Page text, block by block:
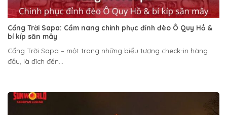
Cổng Trời Sapa: Cẩm nang chinh phục đỉnh đèo Ô Quy Hồ &
bí kíp săn mây
Cổng Trời Sapa – một trong những biểu tượng check-in hàng
đầu, là đích đến...